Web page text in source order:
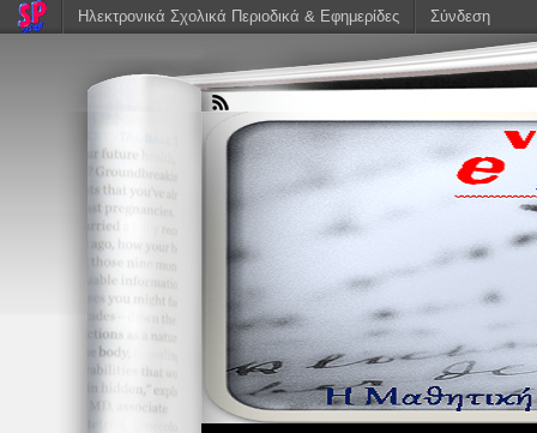
Ηλεκτρονικά Σχολικά Περιοδικά & Εφημερίδες Σύνδεση